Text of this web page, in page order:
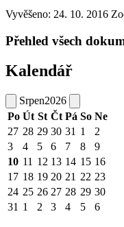
Vyvěšeno: 24. 10. 2016
Přehled všech
Kalendář
Srpen2026
Po Út St Čt Pá So Ne
27 28 29 30 31 1
2
3
4 5 6 7 8
9
10 11 12 13 14 15 16
17 18 19 20 21 22 23
24 25 26 27 28 29 30
31 1 2 3 4 5 6